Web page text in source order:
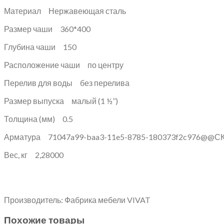
Материал Нержавеющая сталь
Размер чаши 360*400
Глубина чаши 150
Расположение чаши по центру
Перелив для воды без перелива
Размер выпуска малый (1 ½’’)
Толщина (мм) 0.5
Арматура 71047a99-baa3-11e5-8785-
Вес, кг 2,28000
Производитель: Фабрика мебели VIVAT
Похожие товары